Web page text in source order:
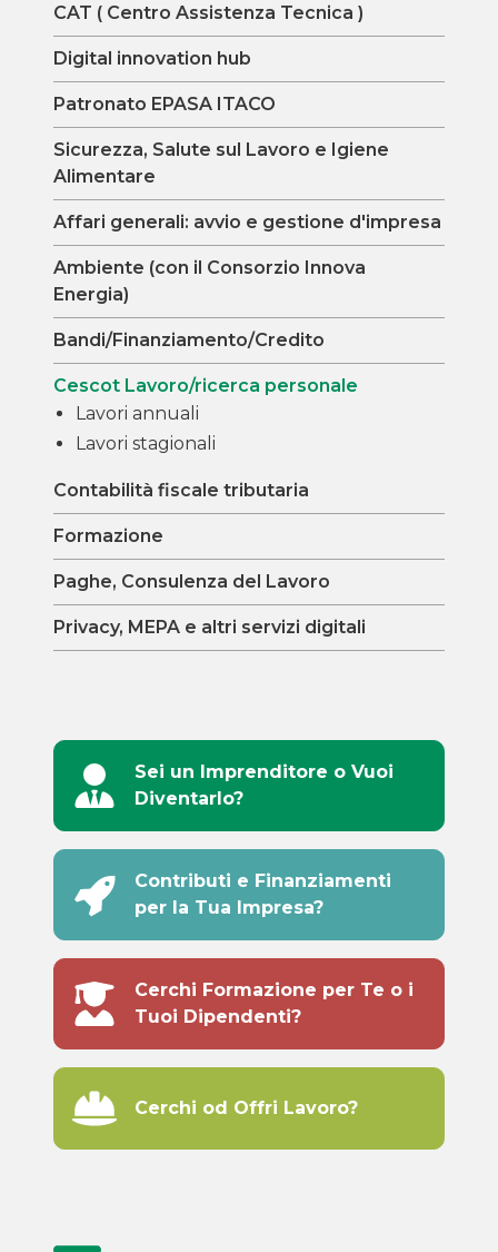
CAT ( Centro Assistenza Tecnica )
Digital innovation hub
Patronato EPASA ITACO
Sicurezza, Salute sul Lavoro e Igiene
Alimentare
Affari generali: avvio e gestione d'impresa
Ambiente (con il Consorzio Innova
Energia)
Bandi/Finanziamento/Credito
Cescot Lavoro/ricerca personale
Lavori annuali
Lavori stagionali
Contabilità fiscale tributaria
Formazione
Paghe, Consulenza del Lavoro
Privacy, MEPA e altri servizi digitali
Sei un Imprenditore o Vuoi
Diventarlo?
Contributi e Finanziamenti
per la Tua Impresa?
Cerchi Formazione per Te o i
Tuoi Dipendenti?
Cerchi od Offri Lavoro?